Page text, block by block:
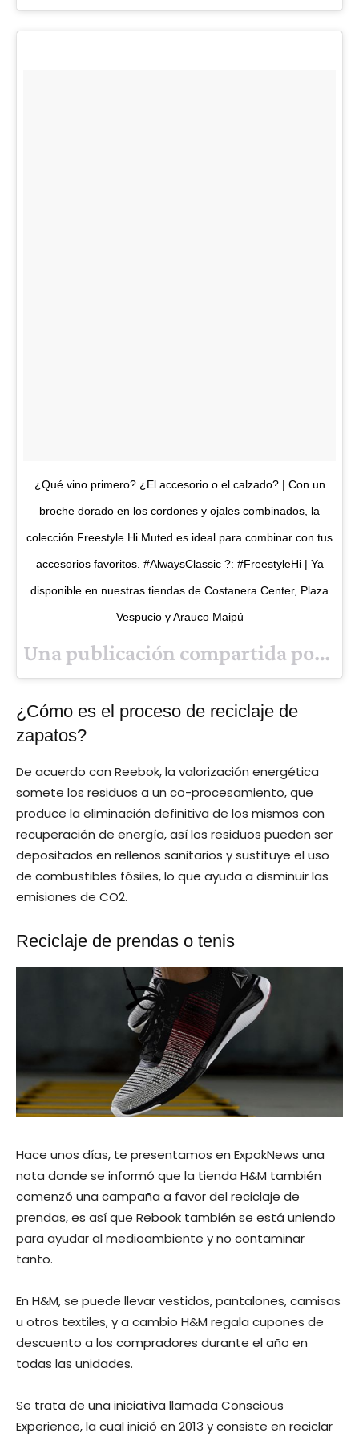
¿Qué vino primero? ¿El accesorio o el calzado? | Con un
broche dorado en los cordones y ojales combinados, la
colección Freestyle Hi Muted es ideal para combinar con tus
accesorios favoritos. #AlwaysClassic ?: #FreestyleHi | Ya
disponible en nuestras tiendas de Costanera Center, Plaza
Vespucio y Arauco Maipú
Una publicación compartida por @
¿Cómo es el proceso de reciclaje de
zapatos?
De acuerdo con Reebok, la valorización energética
somete los residuos a un co-procesamiento, que
produce la eliminación definitiva de los mismos con
recuperación de energía, así los residuos pueden ser
depositados en rellenos sanitarios y sustituye el uso
de combustibles fósiles, lo que ayuda a disminuir las
emisiones de CO2.
Reciclaje de prendas o tenis
Hace unos días, te presentamos en ExpokNews una
nota donde se informó que la tienda H&M también
comenzó una campaña a favor del reciclaje de
prendas, es así que Rebook también se está uniendo
para ayudar al medioambiente y no contaminar
tanto.
En H&M, se puede llevar vestidos, pantalones, camisas
u otros textiles, y a cambio H&M regala cupones de
descuento a los compradores durante el año en
todas las unidades.
Se trata de una iniciativa llamada Conscious
Experience, la cual inició en 2013 y consiste en reciclar